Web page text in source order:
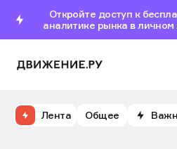
Откройте доступ к
аналитике рынка в
Лента Общее